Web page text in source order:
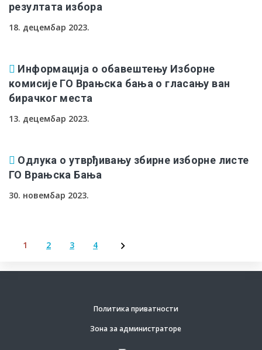
резултата избора
18. децембар 2023.
Информација о обавештењу Изборне
комисије ГО Врањска бања о гласању ван
бирачког места
13. децембар 2023.
Oдлука о утврђивању збирне изборне листе
ГО Врањска Бања
30. новембар 2023.
Пагинација
1 2 3 4
Политика приватности
Зона за администраторе